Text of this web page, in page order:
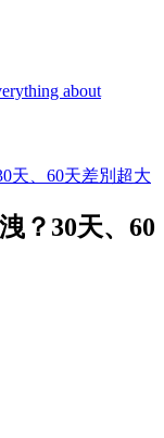
about
天、60天差別超大
？30天、60